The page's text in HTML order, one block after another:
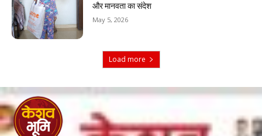
और मानवता का संदेश
May 5, 2026
Load more